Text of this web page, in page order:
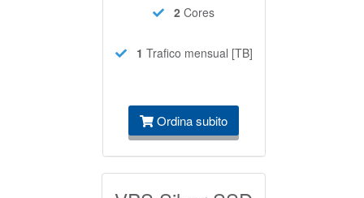
2 Cores
1 Trafico mensual [TB]
Ordina subito